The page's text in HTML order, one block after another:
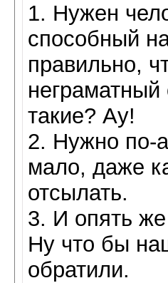
1. Нужен
способный
правильно,
неграматный
такие? Ау!
2. Нужно по-
мало, даже
отсылать.
3. И опять
Ну что бы
обратили.